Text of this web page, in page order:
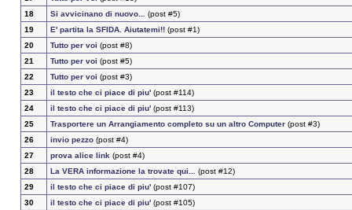
18
Si avvicinano di nuovo... (post #5)
19
E' partita la SFIDA. Aiutatemi!!(post #1)
20
Tutto per voi (post #8)
21
Tutto per voi (post #5)
22
Tutto per voi (post #3)
23
il testo che ci piace di piu'(post #114)
24
il testo che ci piace di piu'(post #113)
25
Trasportere un Arrangiamento completo su un altro Computer(post #3)
26
invio pezzo (post #4)
27
prova alice link(post #4)
28
La VERA informazione la trovate qui... (post #12)
29
il testo che ci piace di piu'(post #107)
30
il testo che ci piace di piu'(post #105)